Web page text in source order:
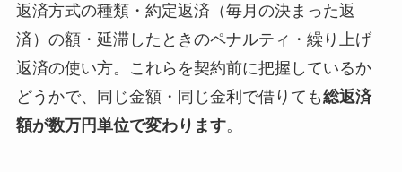
返済方式の種類・約定返済（毎月の決まった返
済）の額・延滞したときのペナルティ・繰り上げ
返済の使い方。これらを契約前に把握しているか
どうかで、同じ金額・同じ金利で借りても総返済
額が数万円単位で変わります。